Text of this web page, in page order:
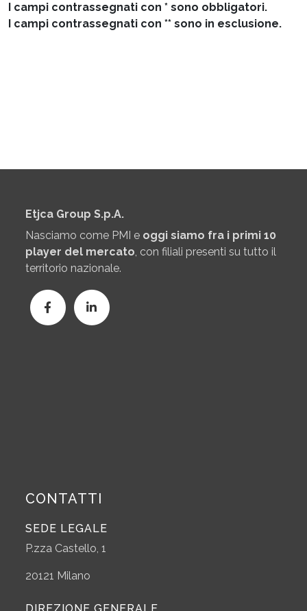
I campi contrassegnati con * sono obbligatori.
I campi contrassegnati con ** sono in esclusione.
Etjca Group S.p.A.
Nasciamo come PMI e oggi siamo fra i primi 10
player del mercato, con filiali presenti su tutto il
territorio nazionale.
CONTATTI
SEDE LEGALE
P.zza Castello, 1
20121 Milano